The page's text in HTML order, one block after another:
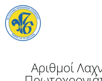
Αριθμοί